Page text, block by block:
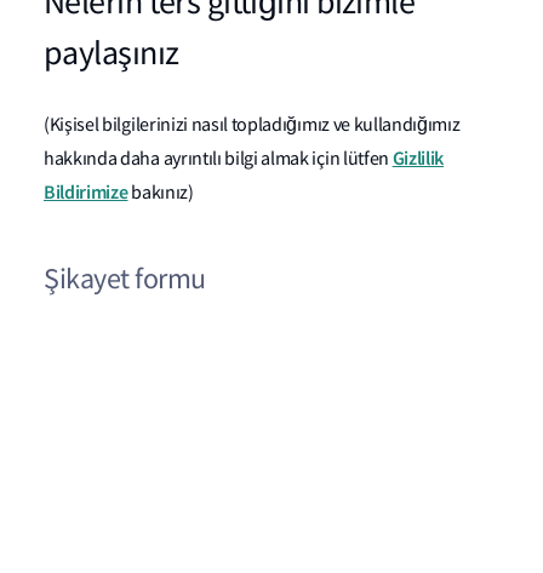
paylaşınız
(Kişisel bilgilerinizi nasıl topladığımız ve kullandığımız
hakkında daha ayrıntılı bilgi almak için lütfen Gizlilik
Bildirimizebakınız)
Şikayet formu